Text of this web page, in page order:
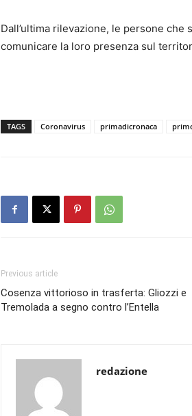
Dall’ultima rilevazione, le persone
comunicare la loro presenza sul
TAGS Coronavirus primadicronaca
Previous article
Cosenza vittorioso in trasferta: Gliozzi e
Tremolada a segno contro l’Entella
redazione